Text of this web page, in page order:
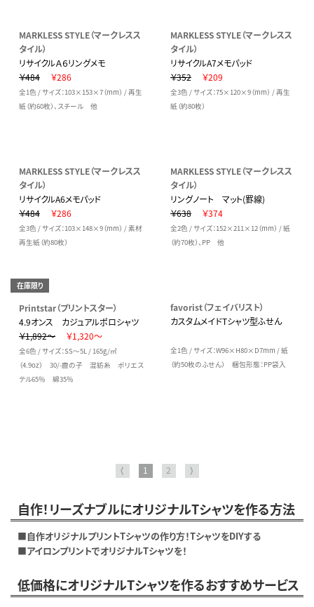
MARKLESS STYLE（マークレスス
タイル）
リサイクルＡ６リングメモ
￥484
￥286
全1色 / サイズ：103×153×7（mm） / 再生
紙（約60枚）、スチール 他
MARKLESS STYLE（マークレスス
タイル）
リサイクルA7メモパッド
￥352
￥209
全3色 / サイズ：75×120×9（mm） / 再生
紙（約80枚）
MARKLESS STYLE（マークレスス
タイル）
リサイクルA6メモパッド
￥484
￥286
全3色 / サイズ：103×148×9（mm） / 素材
再生紙（約80枚）
MARKLESS STYLE（マークレスス
タイル）
リングノート マット(罫線)
￥638
￥374
全2色 / サイズ：152×211×12（mm） / 紙
（約70枚）、PP 他
在庫限り
Printstar（プリントスター）
4.9オンス カジュアルポロシャツ
￥1,892～
￥1,320～
全6色 / サイズ：SS～5L / 165g/㎡
（4.9oz） 30/-鹿の子 混紡糸 ポリエス
テル65％ 綿35％
favorist（フェイバリスト）
カスタムメイドTシャツ型ふせん
全1色 / サイズ：W96×H80×D7mm / 紙
（約50枚のふせん） 梱包形態：PP袋入
⟨ 1 2 ⟩
自作！リーズナブルにオリジナルTシャツを作る方法
■自作オリジナルプリントTシャツの作り方！TシャツをDIYする
■アイロンプリントでオリジナルTシャツを！
低価格にオリジナルTシャツを作るおすすめサービス